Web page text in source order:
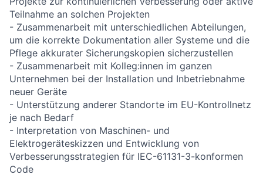
Teilnahme an solchen Projekten
- Zusammenarbeit mit unterschiedlichen Abteilungen,
um die korrekte Dokumentation aller Systeme und die
Pflege akkurater Sicherungskopien sicherzustellen
- Zusammenarbeit mit Kolleg:innen im ganzen
Unternehmen bei der Installation und Inbetriebnahme
neuer Geräte
- Unterstützung anderer Standorte im EU-Kontrollnetz
je nach Bedarf
- Interpretation von Maschinen- und
Elektrogeräteskizzen und Entwicklung von
Verbesserungsstrategien für IEC-61131-3-konformen
Code